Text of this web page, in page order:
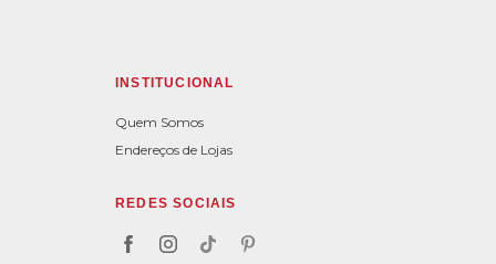
INSTITUCIONAL
Quem Somos
Endereços de Lojas
REDES SOCIAIS